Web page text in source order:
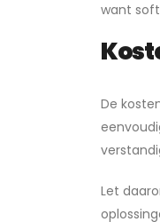
want
De
Let